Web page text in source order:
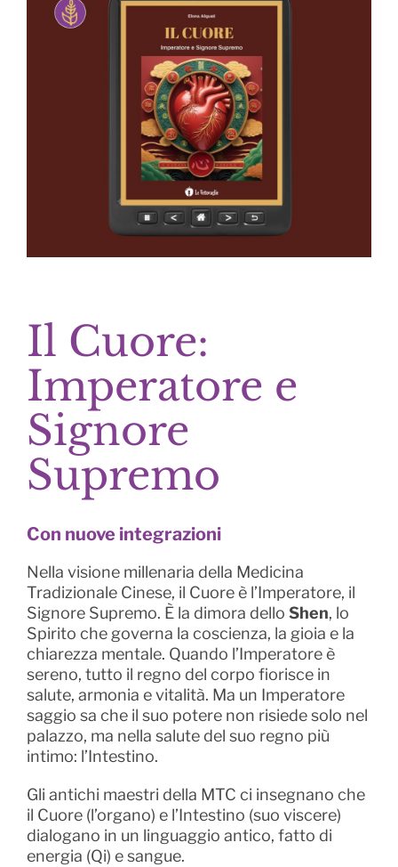
Il Cuore:
Imperatore e
Signore
Supremo
Con nuove integrazioni
Nella visione millenaria della Medicina
Tradizionale Cinese, il Cuore è l’Imperatore, il
Signore Supremo. È la dimora dello Shen, lo
Spirito che governa la coscienza, la gioia e la
chiarezza mentale. Quando l’Imperatore è
sereno, tutto il regno del corpo fiorisce in
salute, armonia e vitalità. Ma un Imperatore
saggio sa che il suo potere non risiede solo nel
palazzo, ma nella salute del suo regno più
intimo: l’Intestino.
Gli antichi maestri della MTC ci insegnano che
il Cuore (l’organo) e l’Intestino (suo viscere)
dialogano in un linguaggio antico, fatto di
energia (Qi) e sangue.